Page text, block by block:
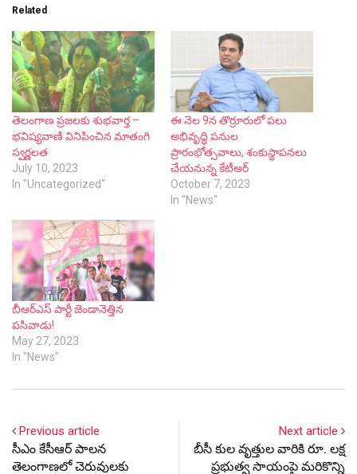
Related
తెలంగాణ ప్ర‌జ‌ల‌కు శుభ‌వార్త –
భవిష్యవాణి వినిపించిన మాతంగి
స్వర్ణలత
July 10, 2023
In "Uncategorized"
ఈ నెల 9న తొర్రూరులో ప‌లు
అభివృద్ధి ప‌నుల‌
ప్రారంభోత్స‌వాలు, శంకుస్థాపనలు
చేయనున్న కేటీఆర్
October 7, 2023
In "News"
బీఆర్ఎస్ పార్టీ జెండానెత్తిన
ప‌సివాడు!
May 27, 2023
In "News"
Previous article
సీఎం కేసీఆర్ పాలన
తెలంగాణలో చెరువులకు
Next article
బీసీ కుల వృత్తుల వారికి రూ. లక్ష
ప్రభుత్వ సాయంపై మరికొన్ని